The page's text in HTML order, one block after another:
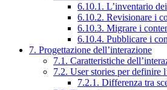
6.10.1. L’inventario
6.10.2. Revisionare i
6.10.3. Migrare i
6.10.4. Pubblicare i
7. Progettazione dell’interazione
7.1. Caratteristiche
7.2. User stories per definire
7.2.1. Differenza tra